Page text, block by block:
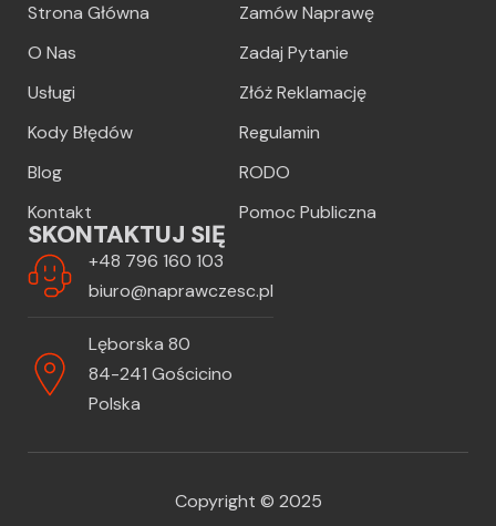
Strona Główna
O Nas
Usługi
Kody Błędów
Blog
Kontakt
Zamów Naprawę
Zadaj Pytanie
Złóż Reklamację
Regulamin
RODO
Pomoc Publiczna
SKONTAKTUJ SIĘ
+48 796 160 103
biuro@naprawczesc.pl
Lęborska 80
84-241 Gościcino
Polska
Copyright © 2025